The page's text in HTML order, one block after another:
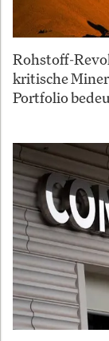
Rohstoff-
kritische
Portfolio